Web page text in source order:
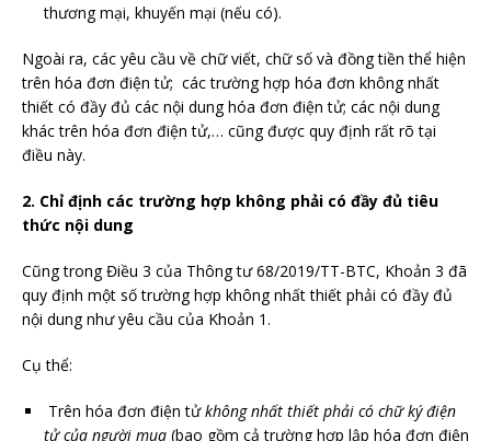
thương mại, khuyến mại (nếu có).
Ngoài ra, các yêu cầu về chữ viết, chữ số và đồng tiền thể hiện
trên hóa đơn điện tử; các trường hợp hóa đơn không nhất
thiết có đầy đủ các nội dung hóa đơn điện tử; các nội dung
khác trên hóa đơn điện tử,… cũng được quy định rất rõ tại
điều này.
2. Chỉ định các trường hợp không phải có đầy đủ tiêu
thức nội dung
Cũng trong Điều 3 của Thông tư 68/2019/TT-BTC, Khoản 3 đã
quy định một số trường hợp không nhất thiết phải có đầy đủ
nội dung như yêu cầu của Khoản 1.
Cụ thể:
Trên hóa đơn điện tửkhông nhất thiết phải có chữ ký điện
tử của người mua (bao gồm cả trường hợp lập hóa đơn điện